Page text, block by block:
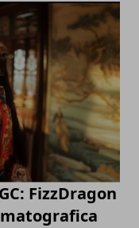
FizzDragon